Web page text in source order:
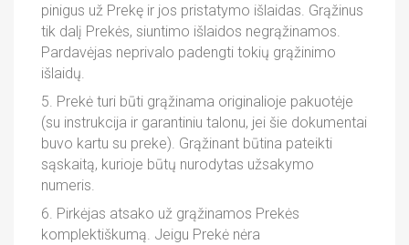
pinigus už Prekę ir jos pristatymo išlaidas. Grąžinus
tik dalį Prekės, siuntimo išlaidos negrąžinamos.
Pardavėjas neprivalo padengti tokių grąžinimo
išlaidų.
5. Prekė turi būti grąžinama originalioje pakuotėje
(su instrukcija ir garantiniu talonu, jei šie dokumentai
buvo kartu su preke). Grąžinant būtina pateikti
sąskaitą, kurioje būtų nurodytas užsakymo
numeris.
6. Pirkėjas atsako už grąžinamos Prekės
komplektiškumą. Jeigu Prekė nėra